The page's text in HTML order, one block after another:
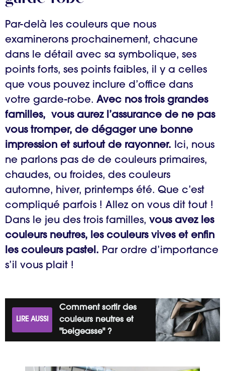
Par-delà les couleurs que nous
examinerons prochainement, chacune
dans le détail avec sa symbolique, ses
points forts, ses points faibles, il y a celles
que vous pouvez inclure d’office dans
votre garde-robe. Avec nos trois grandes
familles, vous aurez l’assurance de ne pas
vous tromper, de dégager une bonne
impression et surtout de rayonner. Ici, nous
ne parlons pas de de couleurs primaires,
chaudes, ou froides, des couleurs
automne, hiver, printemps été. Que c’est
compliqué parfois ! Allez on vous dit tout !
Dans le jeu des trois familles, vous avez les
couleurs neutres, les couleurs vives et enfin
les couleurs pastel. Par ordre d’importance
s’il vous plait !
LIRE AUSSI
Comment sortir des
couleurs neutres et
"beigeasse" ?